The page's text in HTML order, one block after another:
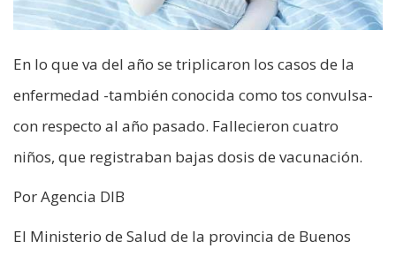
En lo que va del año se triplicaron los casos de la
enfermedad -también conocida como tos convulsa-
con respecto al año pasado. Fallecieron cuatro
niños, que registraban bajas dosis de vacunación.
Por Agencia DIB
El Ministerio de Salud de la provincia de Buenos